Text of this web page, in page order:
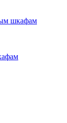
шкафам